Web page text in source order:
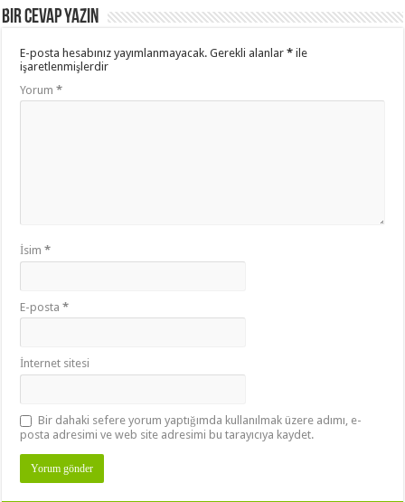
Bir cevap yazın
E-posta hesabınız yayımlanmayacak. Gerekli alanlar* ile
işaretlenmişlerdir
Yorum*
İsim*
E-posta*
İnternet sitesi
Bir dahaki sefere yorum yaptığımda kullanılmak üzere adımı, e-
posta adresimi ve web site adresimi bu tarayıcıya kaydet.